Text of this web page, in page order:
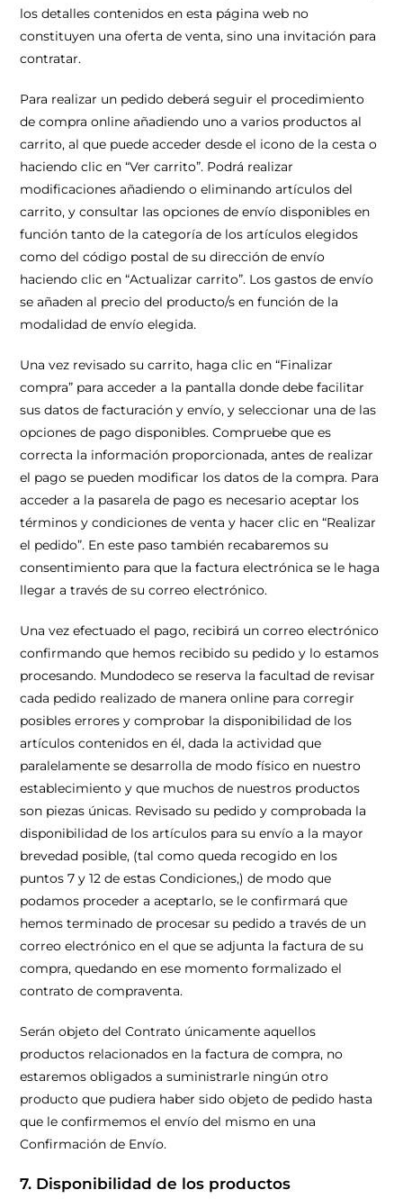
los detalles contenidos en esta página web no
constituyen una oferta de venta, sino una invitación para
contratar.
Para realizar un pedido deberá seguir el procedimiento
de compra online añadiendo uno a varios productos al
carrito, al que puede acceder desde el icono de la cesta o
haciendo clic en “Ver carrito”. Podrá realizar
modificaciones añadiendo o eliminando artículos del
carrito, y consultar las opciones de envío disponibles en
función tanto de la categoría de los artículos elegidos
como del código postal de su dirección de envío
haciendo clic en “Actualizar carrito”. Los gastos de envío
se añaden al precio del producto/s en función de la
modalidad de envío elegida.
Una vez revisado su carrito, haga clic en “Finalizar
compra” para acceder a la pantalla donde debe facilitar
sus datos de facturación y envío, y seleccionar una de las
opciones de pago disponibles. Compruebe que es
correcta la información proporcionada, antes de realizar
el pago se pueden modificar los datos de la compra. Para
acceder a la pasarela de pago es necesario aceptar los
términos y condiciones de venta y hacer clic en “Realizar
el pedido”. En este paso también recabaremos su
consentimiento para que la factura electrónica se le haga
llegar a través de su correo electrónico.
Una vez efectuado el pago, recibirá un correo electrónico
confirmando que hemos recibido su pedido y lo estamos
procesando. Mundodeco se reserva la facultad de revisar
cada pedido realizado de manera online para corregir
posibles errores y comprobar la disponibilidad de los
artículos contenidos en él, dada la actividad que
paralelamente se desarrolla de modo físico en nuestro
establecimiento y que muchos de nuestros productos
son piezas únicas. Revisado su pedido y comprobada la
disponibilidad de los artículos para su envío a la mayor
brevedad posible, (tal como queda recogido en los
puntos 7 y 12 de estas Condiciones,) de modo que
podamos proceder a aceptarlo, se le confirmará que
hemos terminado de procesar su pedido a través de un
correo electrónico en el que se adjunta la factura de su
compra, quedando en ese momento formalizado el
contrato de compraventa.
Serán objeto del Contrato únicamente aquellos
productos relacionados en la factura de compra, no
estaremos obligados a suministrarle ningún otro
producto que pudiera haber sido objeto de pedido hasta
que le confirmemos el envío del mismo en una
Confirmación de Envío.
7. Disponibilidad de los productos